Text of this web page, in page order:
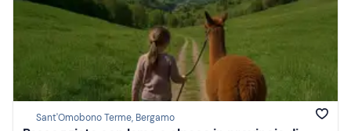
Sant'Omobono Terme, Bergamo